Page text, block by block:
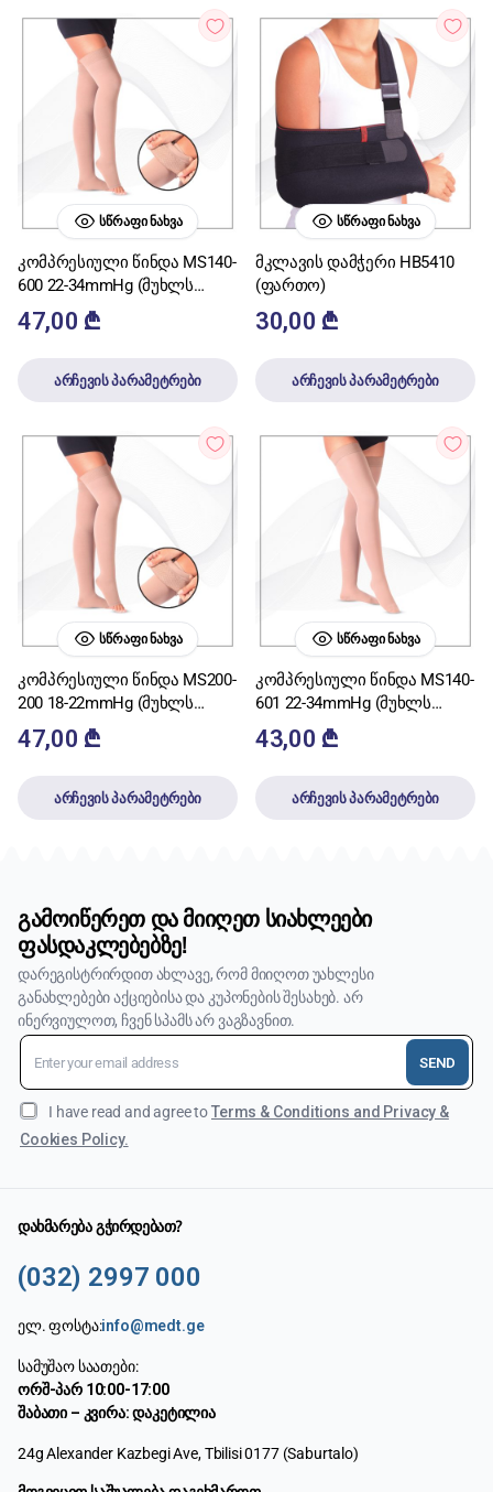
ᲡᲬᲠᲐᲤᲘ ᲜᲐᲮᲕᲐ
კომპრესიული წინდა MS140-
600 22-34mmHg (მუხლს
ზემოთ თითებთან
მოჭრილი)
47,00 ₾
არჩევის პარამეტრები
ᲡᲬᲠᲐᲤᲘ ᲜᲐᲮᲕᲐ
მკლავის დამჭერი HB5410
(ფართო)
30,00 ₾
არჩევის პარამეტრები
ᲡᲬᲠᲐᲤᲘ ᲜᲐᲮᲕᲐ
კომპრესიული წინდა MS200-
200 18-22mmHg (მუხლს
ზემოთ,თითებთან
მოჭრილი)
47,00 ₾
არჩევის პარამეტრები
ᲡᲬᲠᲐᲤᲘ ᲜᲐᲮᲕᲐ
კომპრესიული წინდა MS140-
601 22-34mmHg (მუხლს
ზემოთ)
43,00 ₾
არჩევის პარამეტრები
გამოიწერეთ და მიიღეთ სიახლეები
ფასდაკლებებზე!
დარეგისტრირდით ახლავე, რომ მიიღოთ უახლესი
განახლებები აქციებისა და კუპონების შესახებ. არ
ინერვიულოთ, ჩვენ სპამს არ ვაგზავნით.
SEND
I have read and agree toTerms & Conditions and Privacy &
Cookies Policy.
დახმარება გჭირდებათ?
(032) 2997 000
ელ. ფოსტა:info@medt.ge
სამუშაო საათები:
ორშ-პარ 10:00-17:00
შაბათი – კვირა: დაკეტილია
24g Alexander Kazbegi Ave, Tbilisi 0177 (Saburtalo)